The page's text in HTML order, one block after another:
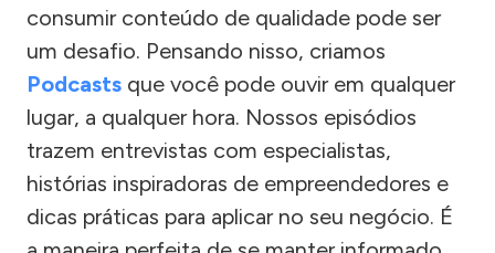
consumir conteúdo de qualidade pode ser
um desafio. Pensando nisso, criamos
Podcasts que você pode ouvir em qualquer
lugar, a qualquer hora. Nossos episódios
trazem entrevistas com especialistas,
histórias inspiradoras de empreendedores e
dicas práticas para aplicar no seu negócio. É